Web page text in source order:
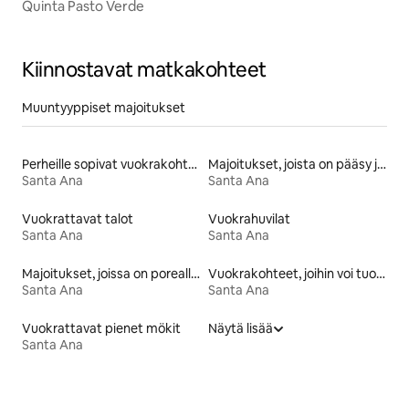
Quinta Pasto Verde
Kiinnostavat matkakohteet
Muuntyyppiset majoitukset
Perheille sopivat vuokrakohteet
Santa Ana
Majoitukset, joista on pääsy järvelle
Santa Ana
Vuokrattavat talot
Santa Ana
Vuokrahuvilat
Santa Ana
Majoitukset, joissa on poreallas
Santa Ana
Vuokrakohteet, joihin voi tuoda lemmikin
Santa Ana
Vuokrattavat pienet mökit
Santa Ana
Näytä lisää